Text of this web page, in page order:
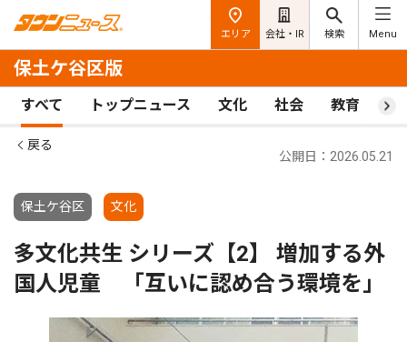
エリア 会社・IR 検索 Menu
保土ケ谷区版
すべて トップニュース 文化 社会 教育 ス
戻る
保土ケ谷区 文化
公開日：2026.05.21
多文化共生 シリーズ【2】 増加する外
国人児童 「互いに認め合う環境を｣